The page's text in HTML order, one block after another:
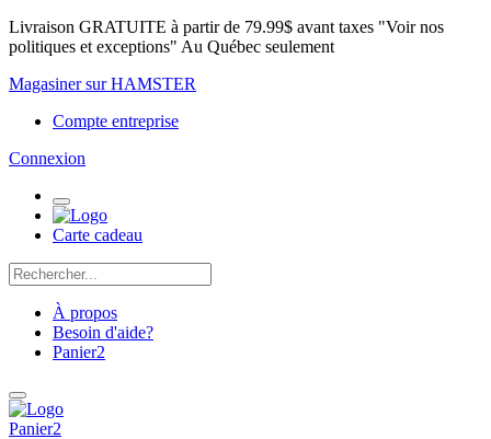
Livraison GRATUITE à partir de 79.99$ avant taxes "Voir nos
politiques et exceptions" Au Québec seulement
Magasiner sur HAMSTER
Compte entreprise
Connexion
Carte cadeau
À propos
Besoin d'aide?
Panier2
Panier2